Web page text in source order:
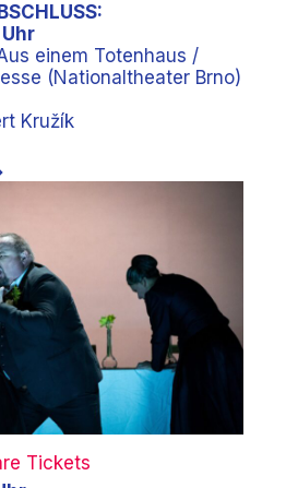
Uhr
einem Totenhaus /
(Nationaltheater Brno)
Kružík
Tickets